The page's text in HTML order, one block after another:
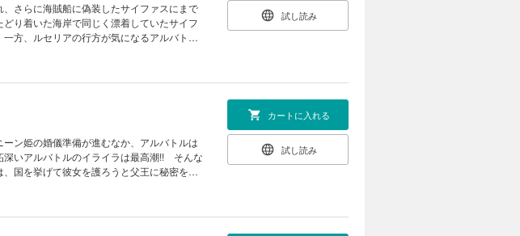
さらに海賊船に偽装したサイファスにまで
り着いた海岸で同じく漂着していたサイフ
方、ルセリアの行方が気になるアルバトル
試し読み
ン姫の婚儀準備が進むなか、アルバトルは
深いアルバトルのイライラは最高潮!! そんな
国を挙げて彼女を護ろうと父王に秘密を告
カートに入れる
試し読み